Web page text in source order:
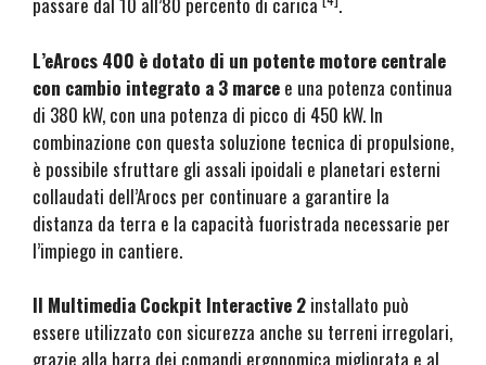
L’eArocs 400 è dotato di un potente motore centrale
con cambio integrato a 3 marce e una potenza continua
di 380 kW, con una potenza di picco di 450 kW. In
combinazione con questa soluzione tecnica di propulsione,
è possibile sfruttare gli assali ipoidali e planetari esterni
collaudati dell’Arocs per continuare a garantire la
distanza da terra e la capacità fuoristrada necessarie per
l’impiego in cantiere.
Il Multimedia Cockpit Interactive 2 installato può
essere utilizzato con sicurezza anche su terreni irregolari,
grazie alla barra dei comandi ergonomica migliorata e al